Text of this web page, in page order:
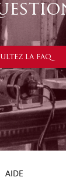
LA FAQ
AIDE